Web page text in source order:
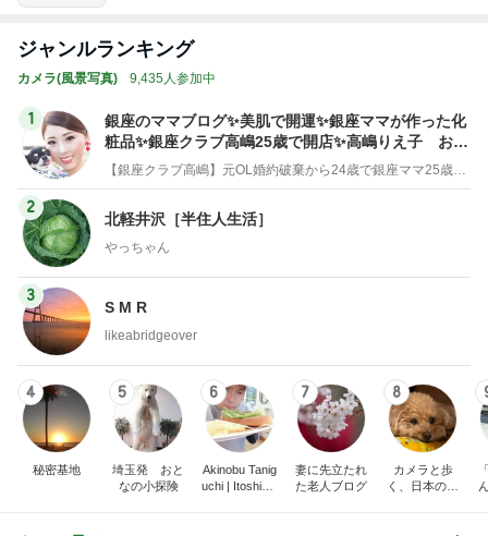
ジャンルランキング
カメラ(風景写真) 9,435人参加中
1
銀座のママブログ✨美肌で開運✨銀座ママが作った化
粧品✨銀座クラブ高嶋25歳で開店✨高嶋りえ子 お着
物でエルメス バーキン コーデ
【銀座クラブ高嶋】元OL婚約破棄から24歳で銀座ママ25歳でオーナーママ銀座 美肌で開運♡パワースポット巡り高嶋りえ子ブログ
2
北軽井沢［半住人生活］
やっちゃん
3
S M R
likeabridgeover
4
秘密基地
5
埼玉発 おと
なの小探険
6
Akinobu Tanig
uchi | Itoshima
7
妻に先立たれ
た老人ブログ
8
カメラと歩
く、日本の風